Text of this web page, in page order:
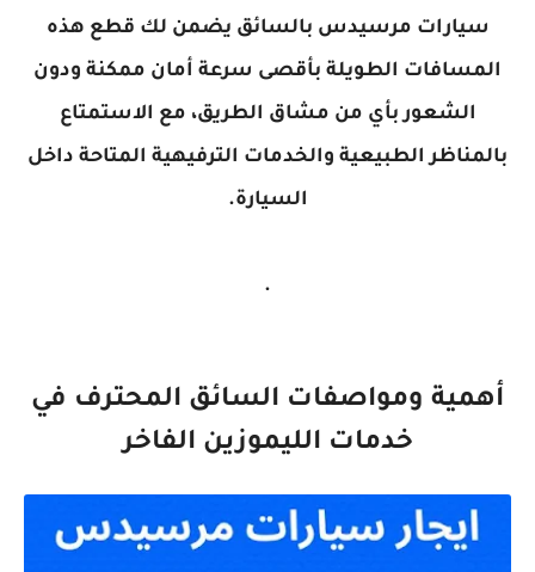
سيارات مرسيدس بالسائق يضمن لك قطع هذه
المسافات الطويلة بأقصى سرعة أمان ممكنة ودون
الشعور بأي من مشاق الطريق، مع الاستمتاع
بالمناظر الطبيعية والخدمات الترفيهية المتاحة داخل
السيارة.
.
أهمية ومواصفات السائق المحترف في
خدمات الليموزين الفاخر